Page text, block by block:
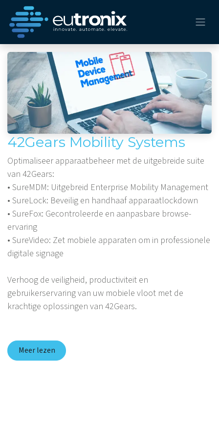
42Gears Mobility Systems
Optimaliseer apparaatbeheer met de uitgebreide suite
van 42Gears:
• SureMDM: Uitgebreid Enterprise Mobility Management
• SureLock: Beveilig en handhaaf apparaatlockdown
• SureFox: Gecontroleerde en aanpasbare browse-
ervaring
• SureVideo: Zet mobiele apparaten om in professionele
digitale signage
Verhoog de veiligheid, productiviteit en
gebruikerservaring van uw mobiele vloot met de
krachtige oplossingen van 42Gears.
Meer lezen